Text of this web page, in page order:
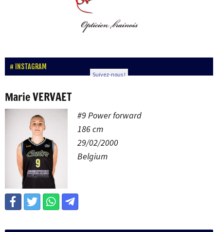
INSTAGRAM
Suivez-nous !
Marie VERVAET
#9Power forward
186 cm
29/02/2000
Belgium